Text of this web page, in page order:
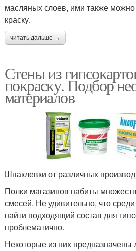
масляных слоев, ими также можно
краску.
читать дальше →
Стены из
покраску. Подбор
материалов
Шпаклевки от различных
Полки магазинов набиты
смесей. Не удивительно, что
найти подходящий состав для
проблематично.
Некоторые из них